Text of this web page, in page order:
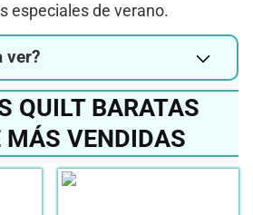
especiales de verano.
ver?
QUILT BARATAS
MÁS VENDIDAS